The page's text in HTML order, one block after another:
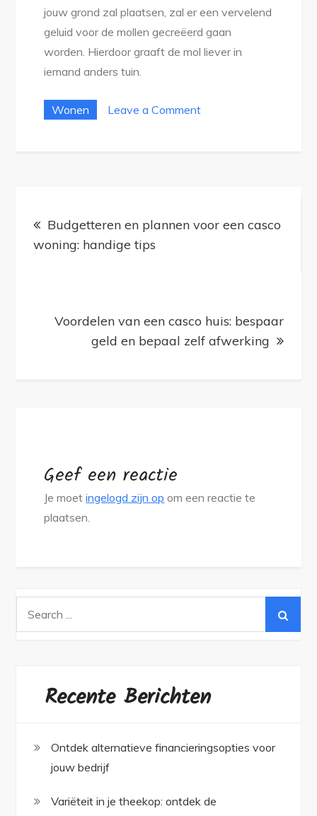
jouw grond zal plaatsen, zal er een vervelend
geluid voor de mollen gecreëerd gaan
worden. Hierdoor graaft de mol liever in
iemand anders tuin.
Wonen Leave a Commenton
grond?
diervriendelijke
manier
navigatie
Budgetteren en plannen voor een casco
woning: handige tips
Voordelen van een casco huis: bespaar
geld en bepaal zelf afwerking
Geef een reactie
Je moetingelogd zijn op om een reactie te
plaatsen.
Recente Berichten
Ontdek alternatieve financieringsopties voor
jouw bedrijf
Variëteit in je theekop: ontdek de